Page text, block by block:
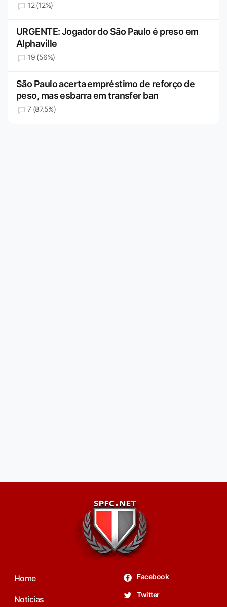
12 (12%)
URGENTE: Jogador do São Paulo é preso em
Alphaville
19 (56%)
São Paulo acerta empréstimo de reforço de
peso, mas esbarra em transfer ban
7 (87,5%)
Home
Noticias
Facebook
Twitter